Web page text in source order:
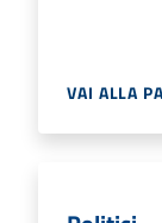
VAI ALLA